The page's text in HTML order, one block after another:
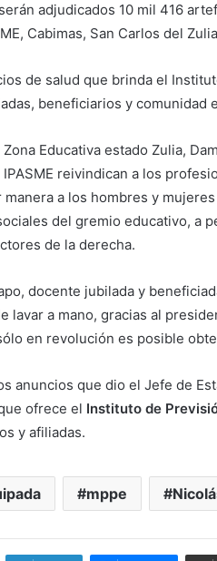
serán adjudicados 10 mil 416
Cabimas, San Carlos del
de salud que brinda el
beneficiarios y comunidad
Educativa estado Zulia,
reivindican a los
a los hombres y
del gremio educativo, a
de la derecha.
docente jubilada y
lavar a mano, gracias al
en revolución es posible
anuncios que dio el Jefe de
ofrece el Instituto de
y afiliadas.
mppe